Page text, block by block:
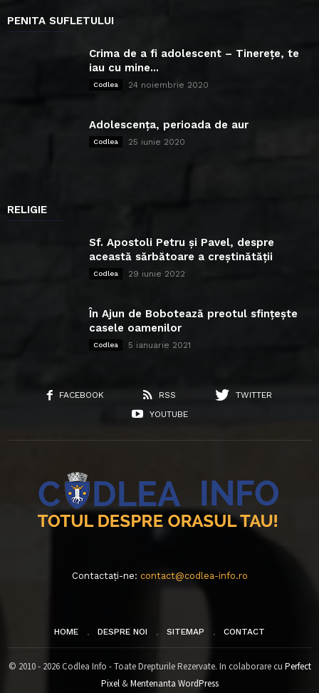
PENITA SUFLETULUI
Crima de a fi adolescent – Tinerețe, te
iau cu mine...
Codlea 24 noiembrie 2020
Adolescența, perioada de aur
Codlea 25 iunie 2020
RELIGIE
Sf. Apostoli Petru și Pavel, despre
această sărbătoare a creștinătății
Codlea 29 iunie 2022
În Ajun de Bobotează preotul sfințește
casele oamenilor
Codlea 5 ianuarie 2021
FACEBOOK RSS
TWITTER
YOUTUBE
Contactați-ne: contact@codlea-info.ro
HOME DESPRE NOI SITEMAP CONTACT
© 2010 - 2026 Codlea Info - Toate Drepturile Rezervate. In colaborare cu Perfect
Pixel&Mentenanta WordPress